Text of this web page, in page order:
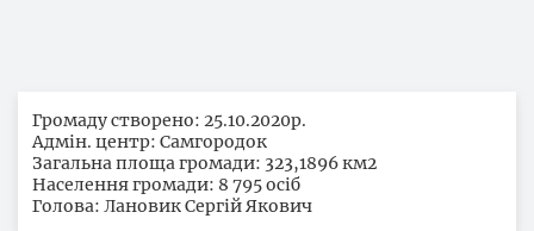
Громаду створено: 25.10.2020р.
Адмін. центр: Самгородок
Загальна площа громади: 323,1896 км2
Населення громади: 8 795 осіб
Голова: Лановик Сергій Якович